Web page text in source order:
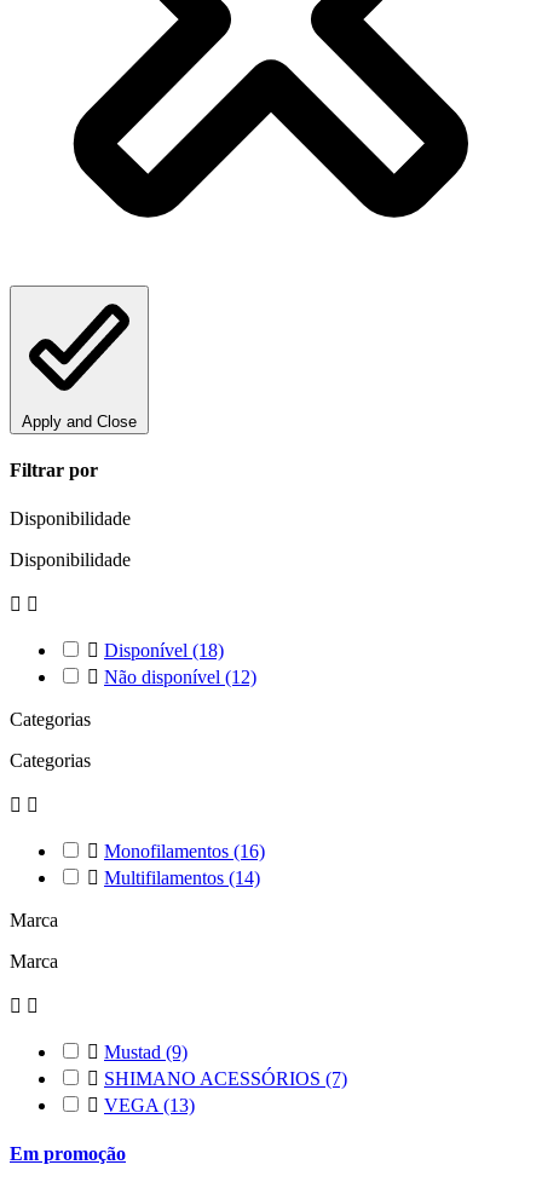
Apply and Close
Filtrar por
Disponibilidade
Disponibilidade
 
 Disponível (18)
 Não disponível (12)
Categorias
Categorias
 
 Monofilamentos (16)
 Multifilamentos (14)
Marca
Marca
 
 Mustad (9)
 SHIMANO ACESSÓRIOS (7)
 VEGA (13)
Em promoção